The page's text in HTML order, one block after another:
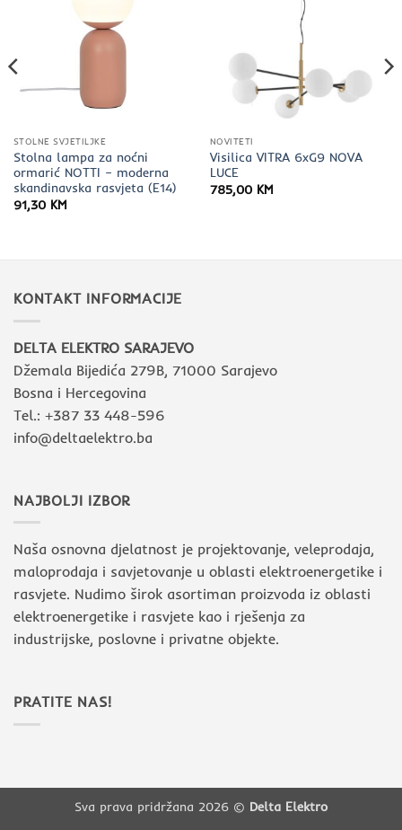
STOLNE SVJETILJKE
Stolna lampa za noćni
ormarić NOTTI – moderna
skandinavska rasvjeta (E14)
91,30 KM
NOVITETI
Visilica VITRA 6xG9 NOVA
LUCE
785,00 KM
KONTAKT INFORMACIJE
DELTA ELEKTRO SARAJEVO
Džemala Bijedića 279B, 71000 Sarajevo
Bosna i Hercegovina
Tel.: +387 33 448-596
info@deltaelektro.ba
NAJBOLJI IZBOR
Naša osnovna djelatnost je projektovanje, veleprodaja,
maloprodaja i savjetovanje u oblasti elektroenergetike i
rasvjete. Nudimo širok asortiman proizvoda iz oblasti
elektroenergetike i rasvjete kao i rješenja za
industrijske, poslovne i privatne objekte.
PRATITE NAS!
Sva prava pridržana 2026 © Delta Elektro